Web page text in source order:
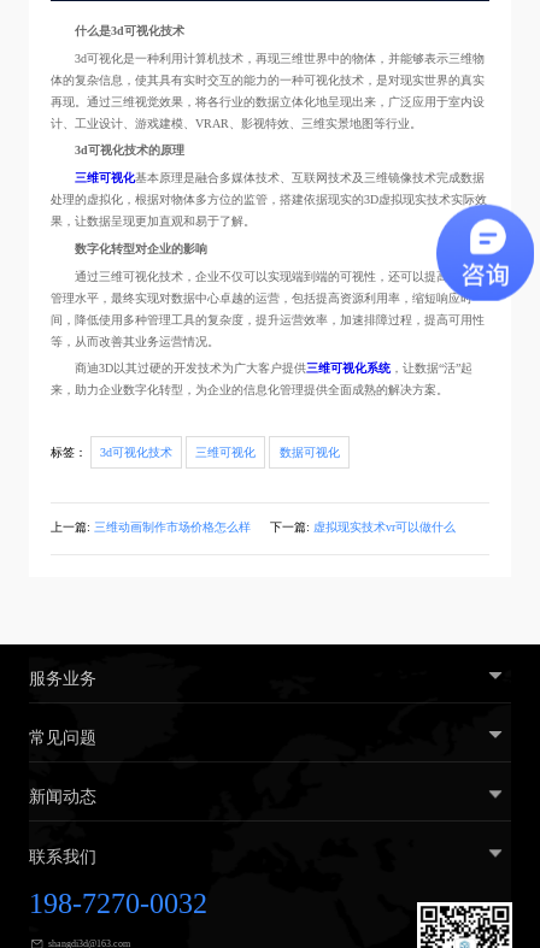
什么是3d可视化技术
3d可视化是一种利用计算机技术，再现三维世界中的物体，并能够表示三维物
体的复杂信息，使其具有实时交互的能力的一种可视化技术，是对现实世界的真实
再现。通过三维视觉效果，将各行业的数据立体化地呈现出来，广泛应用于室内设
计、工业设计、游戏建模、VRAR、影视特效、三维实景地图等行业。
3d可视化技术的原理
三维可视化基本原理是融合多媒体技术、互联网技术及三维镜像技术完成数据
处理的虚拟化，根据对物体多方位的监管，搭建依据现实的3D虚拟现实技术实际效
果，让数据呈现更加直观和易于了解。
数字化转型对企业的影响
通过三维可视化技术，企业不仅可以实现端到端的可视性，还可以提高治理和
管理水平，最终实现对数据中心卓越的运营，包括提高资源利用率，缩短响应时
间，降低使用多种管理工具的复杂度，提升运营效率，加速排障过程，提高可用性
等，从而改善其业务运营情况。
商迪3D以其过硬的开发技术为广大客户提供三维可视化系统，让数据“活”起
来，助力企业数字化转型，为企业的信息化管理提供全面成熟的解决方案。
标签： 3d可视化技术 三维可视化 数据可视化
上一篇: 三维动画制作市场价格怎么样 下一篇: 虚拟现实技术vr可以做什么
服务业务
常见问题
新闻动态
联系我们
198-7270-0032
shangdi3d@163.com